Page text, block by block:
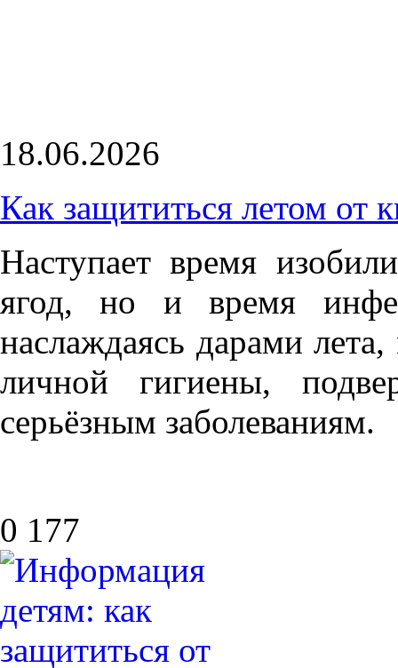
18.06.2026
Как защититься летом от
Наступает время
ягод, но и время
наслаждаясь дарами
личной гигиены,
серьёзным заболеваниям.
0 177